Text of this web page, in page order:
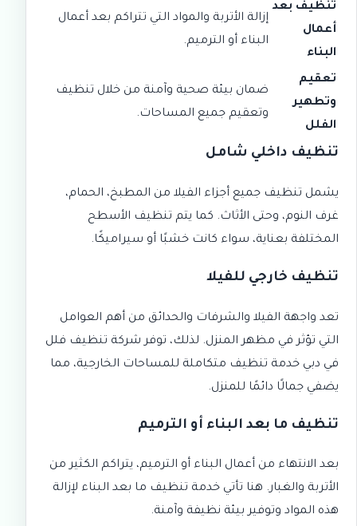
تنظيف بعد
أعمال
البناء
إزالة الأتربة والمواد التي تتراكم بعد أعمال
البناء أو الترميم.
تعقيم
وتطهير
الفلل
ضمان بيئة صحية وآمنة من خلال تنظيف
وتعقيم جميع المساحات.
تنظيف داخلي شامل
يشمل تنظيف جميع أجزاء الفيلا من المطبخ، الحمام،
غرف النوم، وحتى الأثاث. كما يتم تنظيف الأسطح
المختلفة بعناية، سواء كانت خشبًا أو سيراميكًا.
تنظيف خارجي للفيلا
تعد واجهة الفيلا والشرفات والحدائق من أهم العوامل
التي تؤثر في مظهر المنزل. لذلك، توفر شركة تنظيف فلل
في دبي خدمة تنظيف متكاملة للمساحات الخارجية، مما
يضفي جمالًا دائمًا للمنزل.
تنظيف ما بعد البناء أو الترميم
بعد الانتهاء من أعمال البناء أو الترميم، يتراكم الكثير من
الأتربة والغبار. هنا تأتي خدمة تنظيف ما بعد البناء لإزالة
هذه المواد وتوفير بيئة نظيفة وآمنة.